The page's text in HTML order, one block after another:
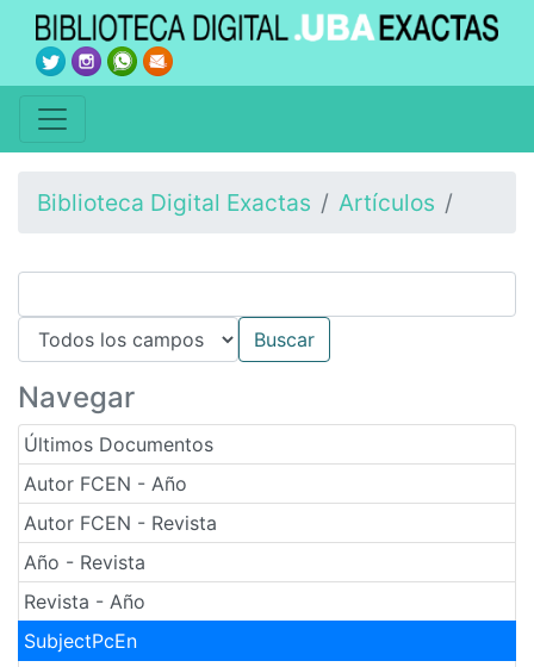
Biblioteca Digital Exactas Artículos
Navegar
Últimos Documentos
Autor FCEN - Año
Autor FCEN - Revista
Año - Revista
Revista - Año
SubjectPcEn